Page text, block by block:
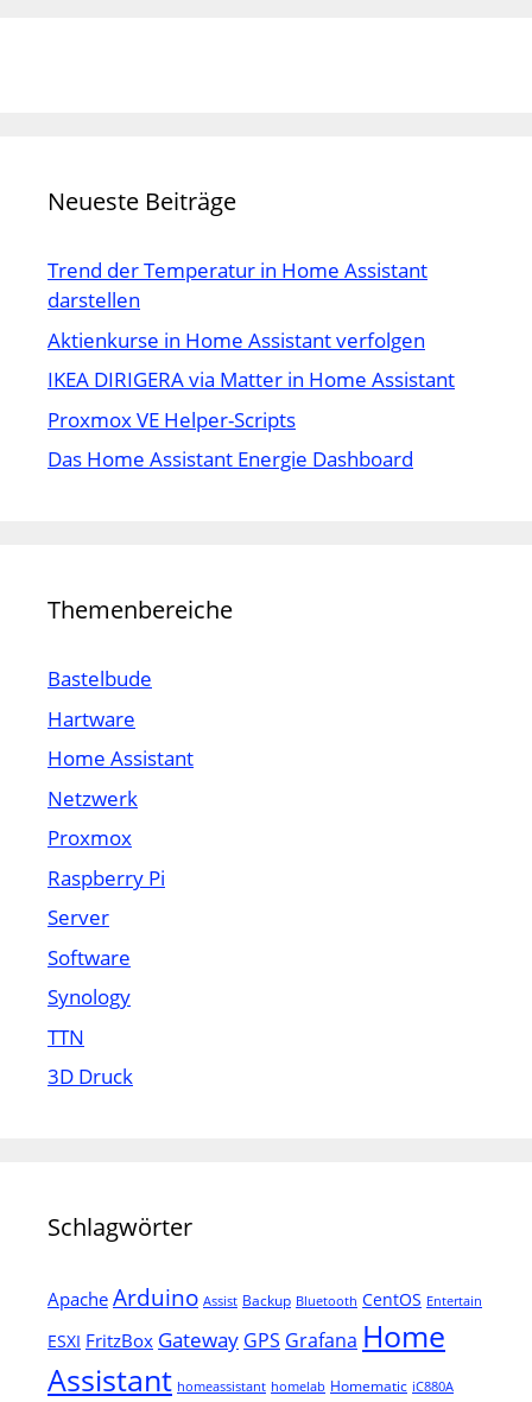
Neueste Beiträge
Trend der Temperatur in Home Assistant
darstellen
Aktienkurse in Home Assistant verfolgen
IKEA DIRIGERA via Matter in Home Assistant
Proxmox VE Helper-Scripts
Das Home Assistant Energie Dashboard
Themenbereiche
Bastelbude
Hartware
Home Assistant
Netzwerk
Proxmox
Raspberry Pi
Server
Software
Synology
TTN
3D Druck
Schlagwörter
Apache Arduino Assist Backup Bluetooth CentOS Entertain
ESXI FritzBox Gateway GPS Grafana Home
Assistant homeassistant homelab Homematic iC880A